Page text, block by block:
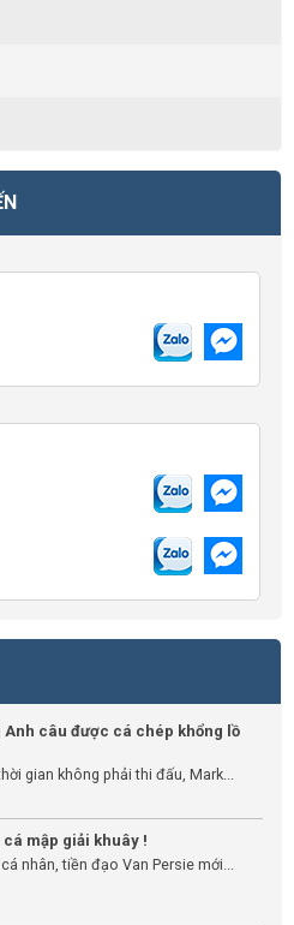
Anh câu được cá chép khổng lồ
gian không phải thi đấu, Mark...
mập giải khuây !
nhân, tiền đạo Van Persie mới...